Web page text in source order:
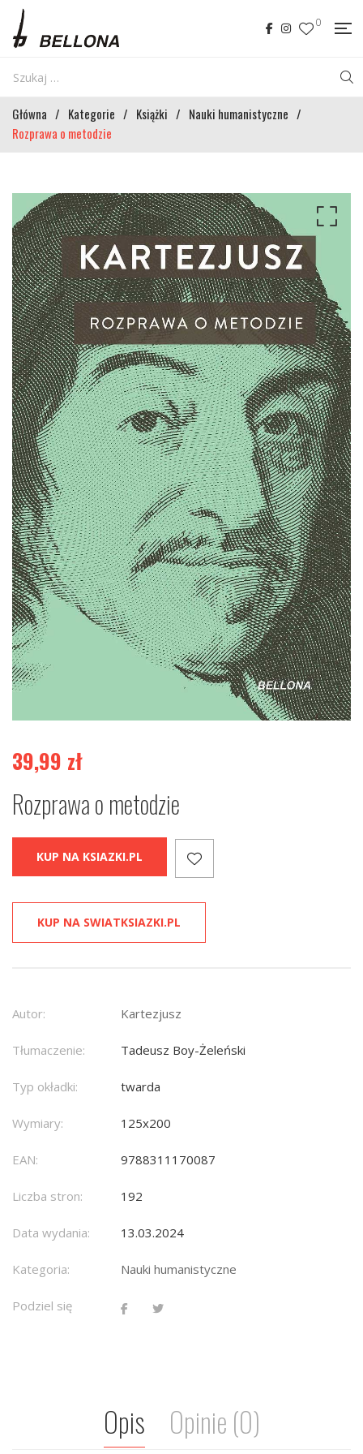
0
Główna / Kategorie / Książki / Nauki humanistyczne /
Rozprawa o metodzie
39,99 zł
Rozprawa o metodzie
KUP NA KSIAZKI.PL
KUP NA SWIATKSIAZKI.PL
Autor: Kartezjusz
Tłumaczenie: Tadeusz Boy-Żeleński
Typ okładki: twarda
Wymiary: 125x200
EAN: 9788311170087
Liczba stron: 192
Data wydania: 13.03.2024
Kategoria: Nauki humanistyczne
Podziel się
Opis Opinie (0)